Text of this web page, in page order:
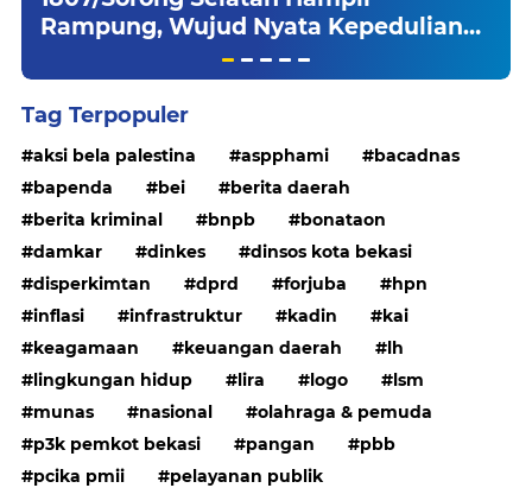
Rampung, Wujud Nyata Kepedulian
TNI Tingkatkan Kesejahteraan Warga
Tag Terpopuler
aksi bela palestina aspphami
bacadnas
bapenda
bei
berita daerah
berita kriminal
bnpb
bonataon
damkar
dinkes
dinsos kota bekasi
disperkimtan
dprd forjuba
hpn
inflasi
infrastruktur kadin
kai
keagamaan
keuangan daerah
lh
lingkungan hidup
lira logo
lsm
munas
nasional
olahraga & pemuda
p3k pemkot bekasi
pangan
pbb
pcika pmii
pelayanan publik